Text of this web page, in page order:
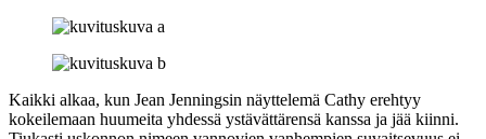
Kaikki alkaa, kun Jean Jenningsin näyttelemä Cathy erehtyy
kokeilemaan huumeita yhdessä ystävättärensä kanssa ja jää kiinni.